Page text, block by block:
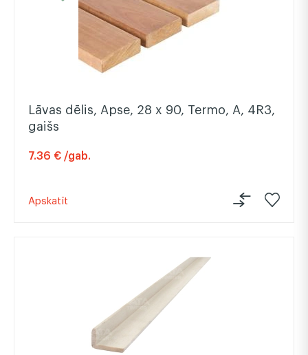
Lāvas dēlis, Apse, 28 x 90, Termo, A, 4R3,
gaišs
7.36 € /gab.
Apskatīt